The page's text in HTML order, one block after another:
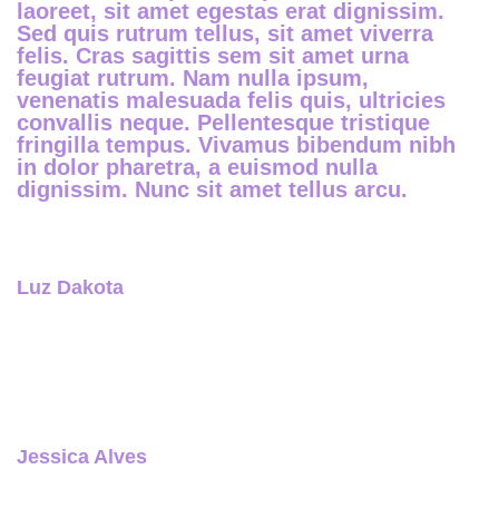
laoreet, sit amet egestas erat dignissim.
Sed quis rutrum tellus, sit amet viverra
felis. Cras sagittis sem sit amet urna
feugiat rutrum. Nam nulla ipsum,
venenatis malesuada felis quis, ultricies
convallis neque. Pellentesque tristique
fringilla tempus. Vivamus bibendum nibh
in dolor pharetra, a euismod nulla
dignissim. Nunc sit amet tellus arcu.
Luz Dakota
Jessica Alves